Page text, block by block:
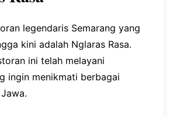
legendaris Semarang yang
kini adalah Nglaras Rasa.
ini telah melayani
ingin menikmati berbagai